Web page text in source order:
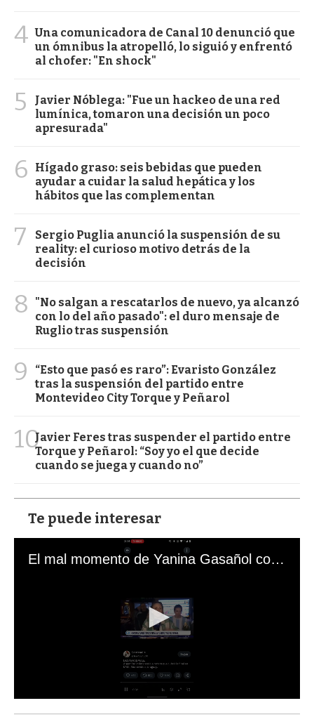
4 Una comunicadora de Canal 10 denunció que
un ómnibus la atropelló, lo siguió y enfrentó
al chofer: "En shock"
5
Javier Nóblega: "Fue un hackeo de una red
lumínica, tomaron una decisión un poco
apresurada"
6
Hígado graso: seis bebidas que pueden
ayudar a cuidar la salud hepática y los
hábitos que las complementan
7
Sergio Puglia anunció la suspensión de su
reality: el curioso motivo detrás de la
decisión
8
"No salgan a rescatarlos de nuevo, ya alcanzó
con lo del año pasado": el duro mensaje de
Ruglio tras suspensión
9
“Esto que pasó es raro”: Evaristo González
tras la suspensión del partido entre
Montevideo City Torque y Peñarol
10Javier Feres tras suspender el partido entre
Torque y Peñarol: “Soy yo el que decide
cuando se juega y cuando no”
Te puede interesar
El mal momento de Yanina Gasañol con un hincha argentino en "Subrayado"
s